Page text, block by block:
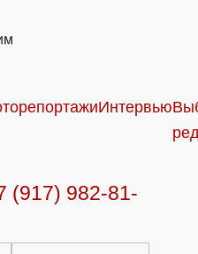
Интервью
(917) 982-81-